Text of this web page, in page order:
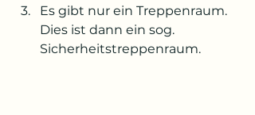
Es gibt nur ein Treppenraum.
Dies ist dann ein sog.
Sicherheitstreppenraum.